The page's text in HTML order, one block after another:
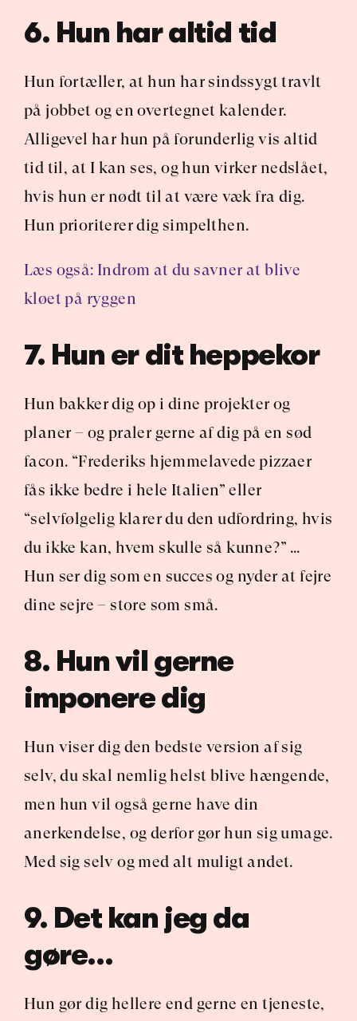
6. Hun har altid tid
Hun fortæller, at hun har sindssygt travlt
på jobbet og en overtegnet kalender.
Alligevel har hun på forunderlig vis altid
tid til, at I kan ses, og hun virker nedslået,
hvis hun er nødt til at være væk fra dig.
Hun prioriterer dig simpelthen.
Læs også: Indrøm at du savner at blive
kløet på ryggen
7. Hun er dit heppekor
Hun bakker dig op i dine projekter og
planer – og praler gerne af dig på en sød
facon. “Frederiks hjemmelavede pizzaer
fås ikke bedre i hele Italien” eller
“selvfølgelig klarer du den udfordring, hvis
du ikke kan, hvem skulle så kunne?” …
Hun ser dig som en succes og nyder at fejre
dine sejre – store som små.
8. Hun vil gerne
imponere dig
Hun viser dig den bedste version af sig
selv, du skal nemlig helst blive hængende,
men hun vil også gerne have din
anerkendelse, og derfor gør hun sig umage.
Med sig selv og med alt muligt andet.
9. Det kan jeg da
gøre…
Hun gør dig hellere end gerne en tjeneste,